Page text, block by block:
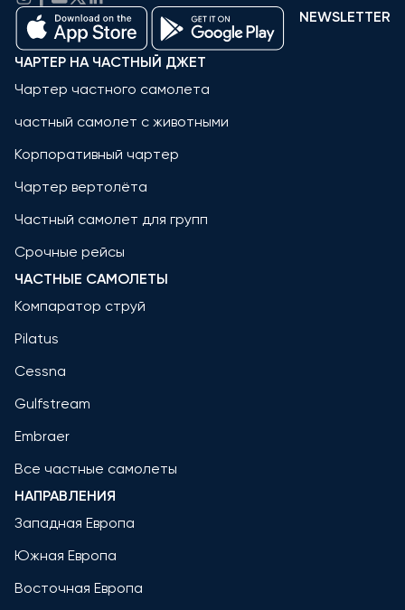
NEWSLETTER
ЧАРТЕР НА ЧАСТНЫЙ ДЖЕТ
Чартер частного самолета
частный самолет с животными
Корпоративный чартер
Чартер вертолёта
Частный самолет для групп
Срочные рейсы
ЧАСТНЫЕ САМОЛЕТЫ
Компаратор струй
Pilatus
Cessna
Gulfstream
Embraer
Все частные самолеты
НАПРАВЛЕНИЯ
Западная Европа
Южная Европа
Восточная Европа